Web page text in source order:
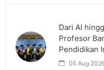
Dari AI
Profesor
Pendidikan
05 Aug